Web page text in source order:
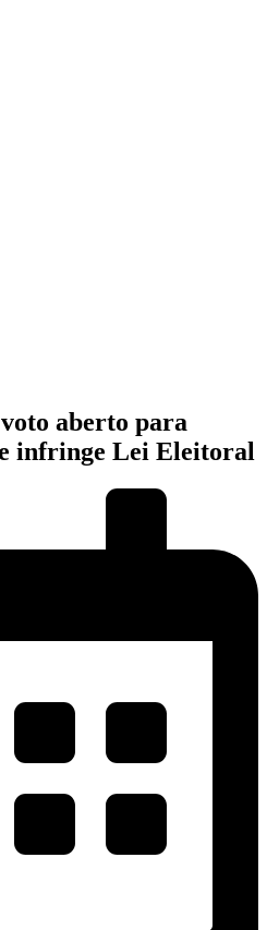
aberto para
infringe Lei Eleitoral